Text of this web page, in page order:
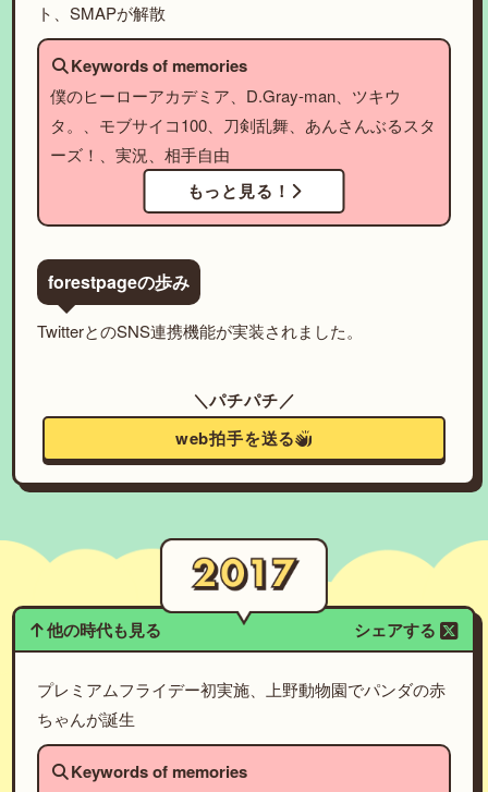
ト、SMAPが解散
Keywords of memories
僕のヒーローアカデミア、D.Gray-man、ツキウ
タ。、モブサイコ100、刀剣乱舞、あんさんぶるスタ
ーズ！、実況、相手自由
もっと見る！
forestpageの歩み
TwitterとのSNS連携機能が実装されました。
＼パチパチ／
web拍手を送る
他の時代も見る シェアする
プレミアムフライデー初実施、上野動物園でパンダの赤
ちゃんが誕生
Keywords of memories